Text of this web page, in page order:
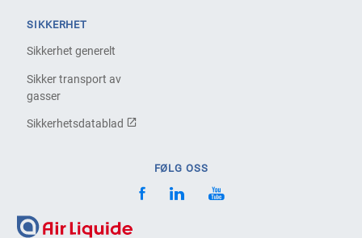
SIKKERHET
Sikkerhet generelt
Sikker transport av
gasser
Sikkerhetsdatablad
FØLG OSS